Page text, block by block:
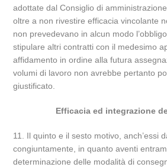
adottate dal Consiglio di amministrazione
oltre a non rivestire efficacia vincolante
non prevedevano in alcun modo
stipulare altri contratti con il medesimo
affidamento in ordine alla futura
volumi di lavoro non avrebbe pertanto
giustificato.
Efficacia ed integrazione
11. Il quinto e il sesto motivo, anch’essi
congiuntamente, in quanto aventi
determinazione delle modalità di